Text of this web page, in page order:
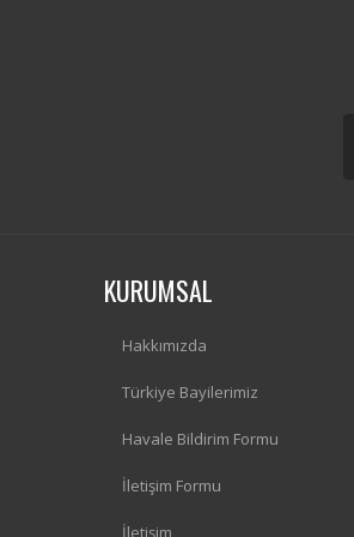
KURUMSAL
Hakkımızda
Türkiye Bayilerimiz
Havale Bildirim Formu
İletişim Formu
İletişim